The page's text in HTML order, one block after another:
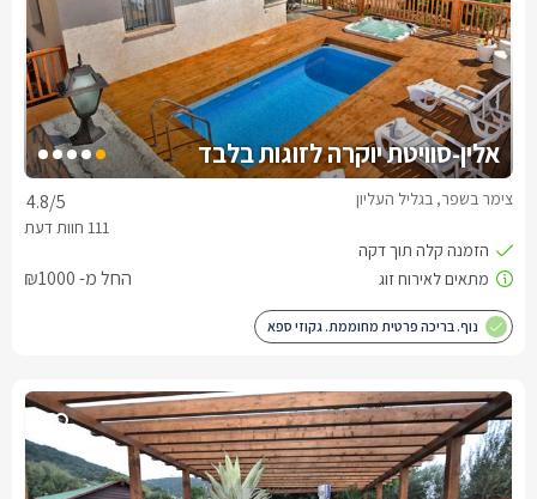
אלין-סוויטת יוקרה לזוגות בלבד
4.8/5 צימר בשפר, בגליל העליון
החל מ- ₪1000
נוף. בריכה פרטית מחוממת. גקוזי ספא